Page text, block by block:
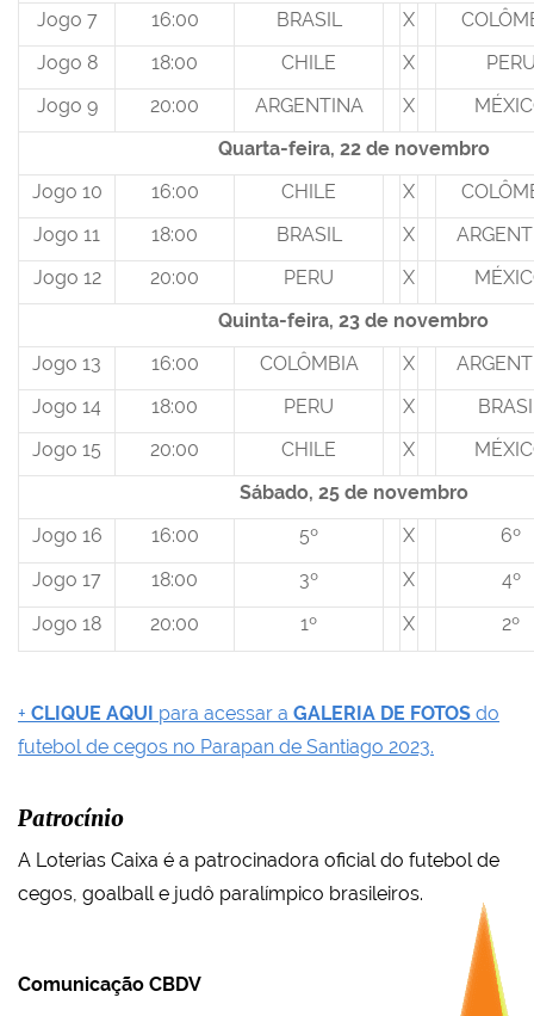
Jogo 7
16:00 BRASIL X
Jogo 8
18:00 CHILE X
Jogo 9
20:00 ARGENTINA X
Quarta-feira, 22 de novembro
Jogo 10
16:00 CHILE X
Jogo 11
18:00 BRASIL X
Jogo 12
20:00 PERU X
Quinta-feira, 23 de novembro
Jogo 13
16:00 COLÔMBIA X
Jogo 14
18:00 PERU X
Jogo 15
20:00 CHILE X
Sábado, 25 de novembro
Jogo 16
16:00 5º X
6º
Jogo 17
18:00 3º X
4º
Jogo 18
20:00 1º X 2º
+ CLIQUE AQUI para acessar a GALERIA DE FOTOS do
futebol de cegos no Parapan de Santiago 2023.
Patrocínio
A Loterias Caixa é a patrocinadora oficial do futebol de
cegos, goalball e judô paralímpico brasileiros.
Comunicação CBDV